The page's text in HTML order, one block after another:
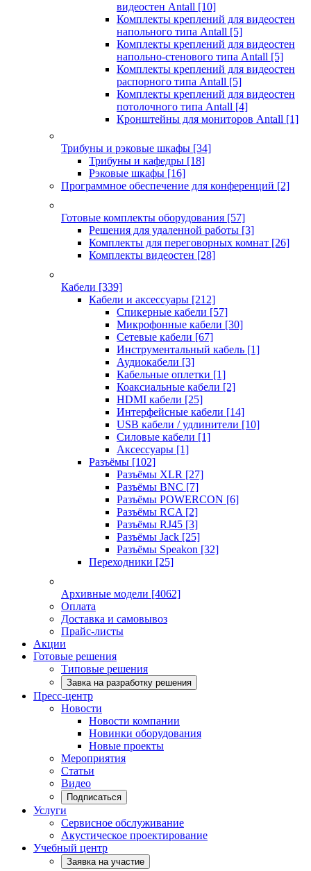
видеостен Antall [10]
Комплекты креплений для видеостен
напольного типа Antall [5]
Комплекты креплений для видеостен
напольно-стенового типа Antall [5]
Комплекты креплений для видеостен
распорного типа Antall [5]
Комплекты креплений для видеостен
потолочного типа Antall [4]
Кронштейны для мониторов Antall [1]
Трибуны и рэковые шкафы [34]
Трибуны и кафедры [18]
Рэковые шкафы [16]
Программное обеспечение для конференций [2]
Готовые комплекты оборудования [57]
Решения для удаленной работы [3]
Комплекты для переговорных комнат [26]
Комплекты видеостен [28]
Кабели [339]
Кабели и аксессуары [212]
Спикерные кабели [57]
Микрофонные кабели [30]
Сетевые кабели [67]
Инструментальный кабель [1]
Аудиокабели [3]
Кабельные оплетки [1]
Коаксиальные кабели [2]
HDMI кабели [25]
Интерфейсные кабели [14]
USB кабели / удлинители [10]
Силовые кабели [1]
Аксессуары [1]
Разъёмы [102]
Разъёмы XLR [27]
Разъёмы BNC [7]
Разъёмы POWERCON [6]
Разъёмы RCA [2]
Разъёмы RJ45 [3]
Разъёмы Jack [25]
Разъёмы Speakon [32]
Переходники [25]
Архивные модели [4062]
Оплата
Доставка и самовывоз
Прайс-листы
Акции
Готовые решения
Типовые решения
Завка на разработку решения
Пресс-центр
Новости
Новости компании
Новинки оборудования
Новые проекты
Мероприятия
Статьи
Видео
Подписаться
Услуги
Сервисное обслуживание
Акустическое проектирование
Учебный центр
Заявка на участие